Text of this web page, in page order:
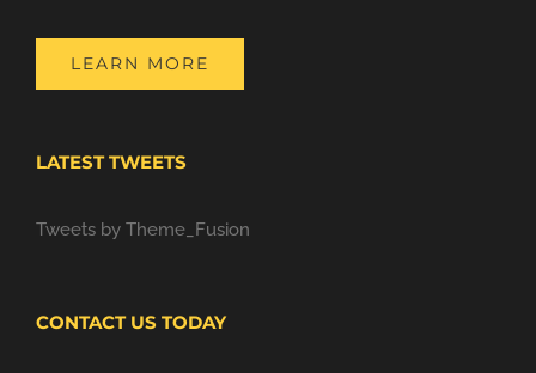
LEARN MORE
LATEST TWEETS
Tweets by Theme_Fusion
CONTACT US TODAY